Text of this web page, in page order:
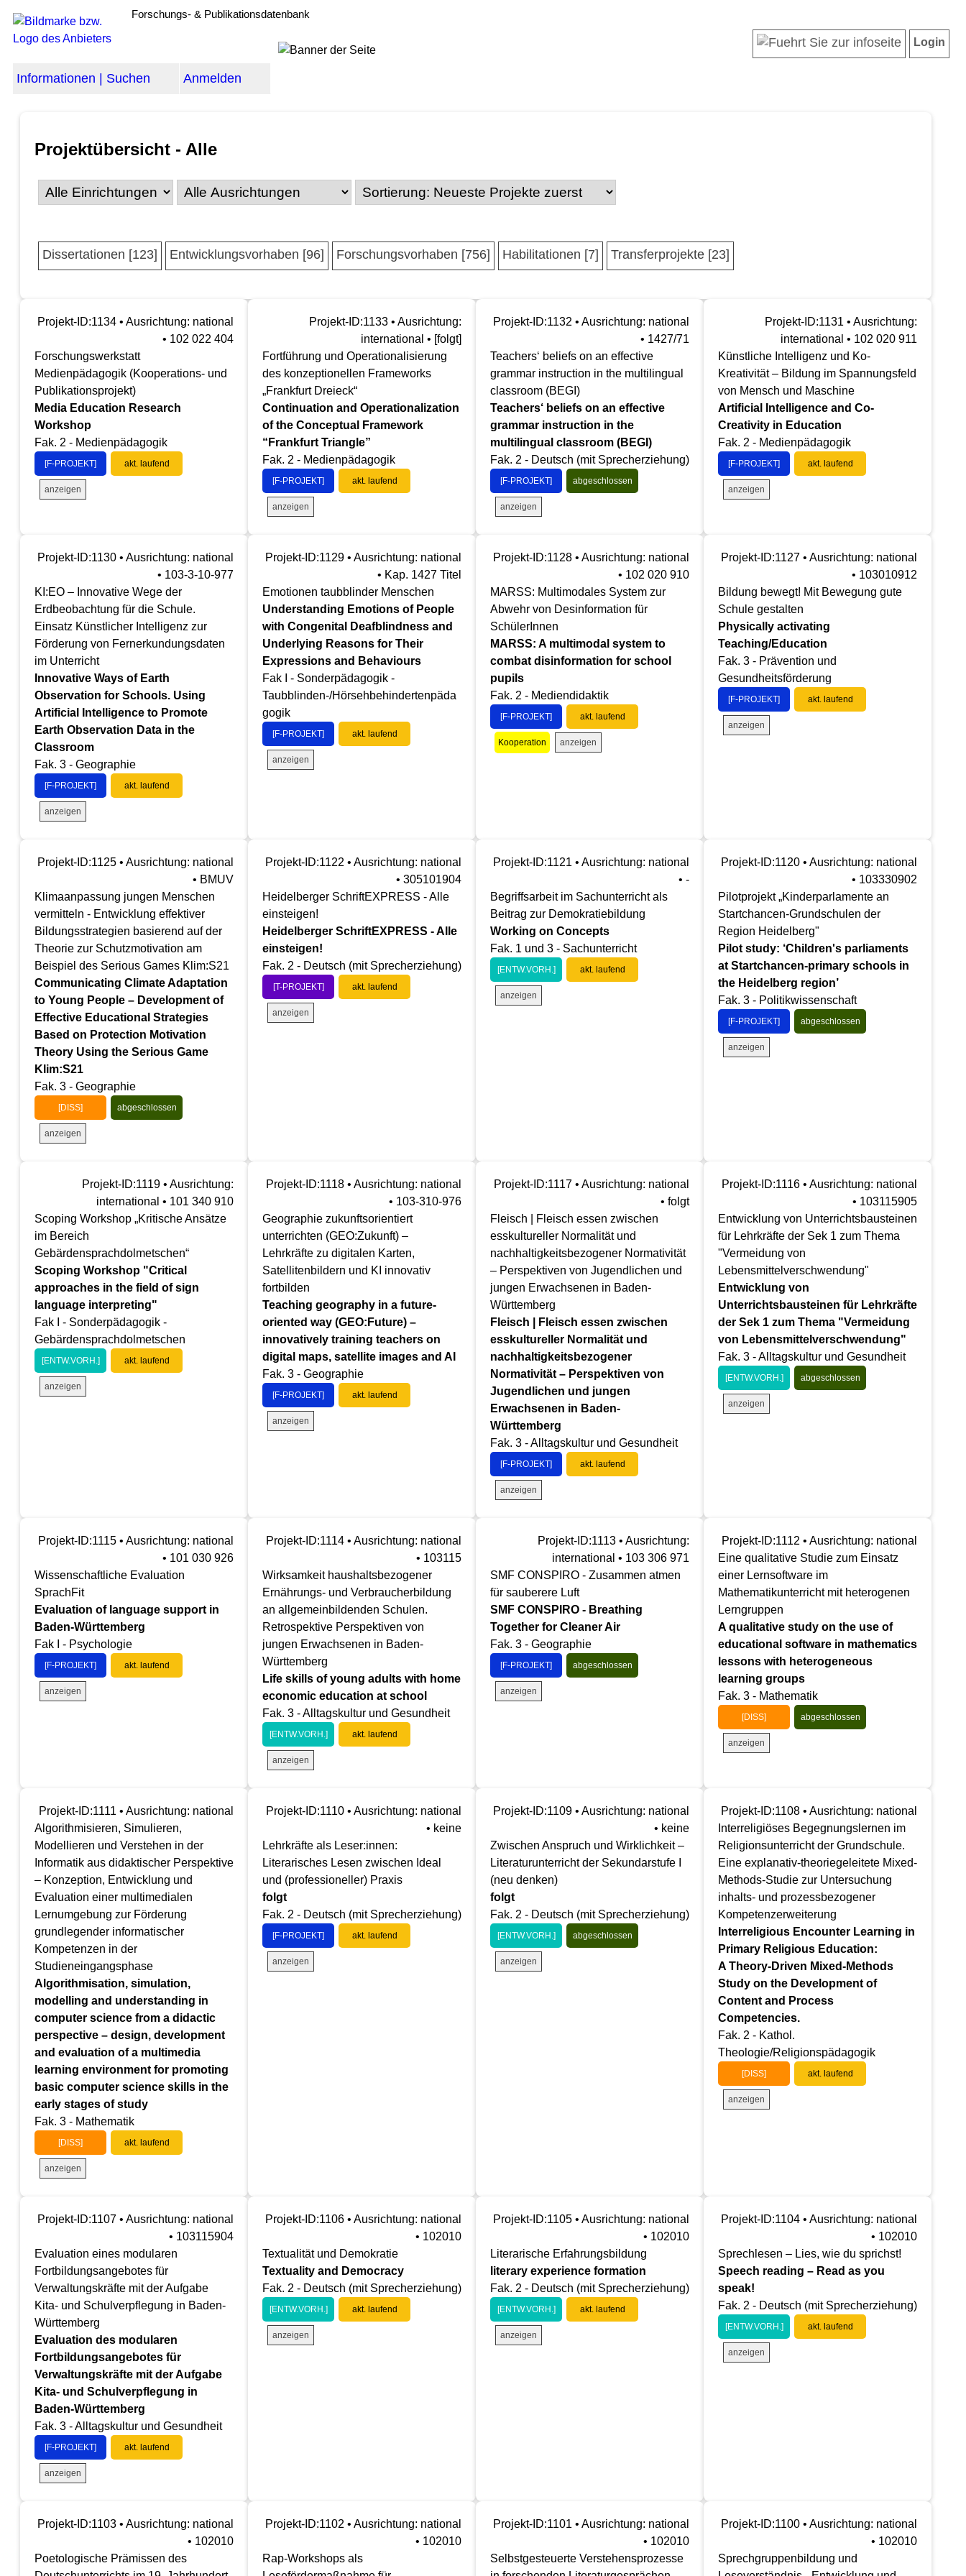
Forschungs- & Publikationsdatenbank
Informationen | Suchen Anmelden
Login
Projektübersicht - Alle
Dissertationen [123] Entwicklungsvorhaben [96] Forschungsvorhaben [756] Habilitationen [7] Transferprojekte [23]
Projekt-ID:1134 • Ausrichtung: national
• 102 022 404
Forschungswerkstatt
Medienpädagogik (Kooperations- und
Publikationsprojekt)
Media Education Research
Workshop
Fak. 2 - Medienpädagogik
[F-PROJEKT] akt. laufend
anzeigen
Projekt-ID:1133 • Ausrichtung:
international • [folgt]
Fortführung und Operationalisierung
des konzeptionellen Frameworks
„Frankfurt Dreieck“
Continuation and Operationalization
of the Conceptual Framework
“Frankfurt Triangle”
Fak. 2 - Medienpädagogik
[F-PROJEKT] akt. laufend
anzeigen
Projekt-ID:1132 • Ausrichtung: national
• 1427/71
Teachers‘ beliefs on an effective
grammar instruction in the multilingual
classroom (BEGI)
Teachers‘ beliefs on an effective
grammar instruction in the
multilingual classroom (BEGI)
Fak. 2 - Deutsch (mit Sprecherziehung)
[F-PROJEKT] abgeschlossen
anzeigen
Projekt-ID:1131 • Ausrichtung:
international • 102 020 911
Künstliche Intelligenz und Ko-
Kreativität – Bildung im Spannungsfeld
von Mensch und Maschine
Artificial Intelligence and Co-
Creativity in Education
Fak. 2 - Medienpädagogik
[F-PROJEKT] akt. laufend
anzeigen
Projekt-ID:1130 • Ausrichtung: national
• 103-3-10-977
KI:EO – Innovative Wege der
Erdbeobachtung für die Schule.
Einsatz Künstlicher Intelligenz zur
Förderung von Fernerkundungsdaten
im Unterricht
Innovative Ways of Earth
Observation for Schools. Using
Artificial Intelligence to Promote
Earth Observation Data in the
Classroom
Fak. 3 - Geographie
[F-PROJEKT] akt. laufend
anzeigen
Projekt-ID:1129 • Ausrichtung: national
• Kap. 1427 Titel
Emotionen taubblinder Menschen
Understanding Emotions of People
with Congenital Deafblindness and
Underlying Reasons for Their
Expressions and Behaviours
Fak I - Sonderpädagogik -
Taubblinden-/Hörsehbehindertenpäda
gogik
[F-PROJEKT] akt. laufend
anzeigen
Projekt-ID:1128 • Ausrichtung: national
• 102 020 910
MARSS: Multimodales System zur
Abwehr von Desinformation für
SchülerInnen
MARSS: A multimodal system to
combat disinformation for school
pupils
Fak. 2 - Mediendidaktik
[F-PROJEKT] akt. laufend
Kooperation anzeigen
Projekt-ID:1127 • Ausrichtung: national
• 103010912
Bildung bewegt! Mit Bewegung gute
Schule gestalten
Physically activating
Teaching/Education
Fak. 3 - Prävention und
Gesundheitsförderung
[F-PROJEKT] akt. laufend
anzeigen
Projekt-ID:1125 • Ausrichtung: national
• BMUV
Klimaanpassung jungen Menschen
vermitteln - Entwicklung effektiver
Bildungsstrategien basierend auf der
Theorie zur Schutzmotivation am
Beispiel des Serious Games Klim:S21
Communicating Climate Adaptation
to Young People – Development of
Effective Educational Strategies
Based on Protection Motivation
Theory Using the Serious Game
Klim:S21
Fak. 3 - Geographie
[DISS] abgeschlossen
anzeigen
Projekt-ID:1122 • Ausrichtung: national
• 305101904
Heidelberger SchriftEXPRESS - Alle
einsteigen!
Heidelberger SchriftEXPRESS - Alle
einsteigen!
Fak. 2 - Deutsch (mit Sprecherziehung)
[T-PROJEKT] akt. laufend
anzeigen
Projekt-ID:1121 • Ausrichtung: national
• -
Begriffsarbeit im Sachunterricht als
Beitrag zur Demokratiebildung
Working on Concepts
Fak. 1 und 3 - Sachunterricht
[ENTW.VORH.] akt. laufend
anzeigen
Projekt-ID:1120 • Ausrichtung: national
• 103330902
Pilotprojekt „Kinderparlamente an
Startchancen-Grundschulen der
Region Heidelberg"
Pilot study: ‘Children's parliaments
at Startchancen-primary schools in
the Heidelberg region’
Fak. 3 - Politikwissenschaft
[F-PROJEKT] abgeschlossen
anzeigen
Projekt-ID:1119 • Ausrichtung:
international • 101 340 910
Scoping Workshop „Kritische Ansätze
im Bereich
Gebärdensprachdolmetschen“
Scoping Workshop "Critical
approaches in the field of sign
language interpreting"
Fak I - Sonderpädagogik -
Gebärdensprachdolmetschen
[ENTW.VORH.] akt. laufend
anzeigen
Projekt-ID:1118 • Ausrichtung: national
• 103-310-976
Geographie zukunftsorientiert
unterrichten (GEO:Zukunft) –
Lehrkräfte zu digitalen Karten,
Satellitenbildern und KI innovativ
fortbilden
Teaching geography in a future-
oriented way (GEO:Future) –
innovatively training teachers on
digital maps, satellite images and AI
Fak. 3 - Geographie
[F-PROJEKT] akt. laufend
anzeigen
Projekt-ID:1117 • Ausrichtung: national
• folgt
Fleisch | Fleisch essen zwischen
esskultureller Normalität und
nachhaltigkeitsbezogener Normativität
– Perspektiven von Jugendlichen und
jungen Erwachsenen in Baden-
Württemberg
Fleisch | Fleisch essen zwischen
esskultureller Normalität und
nachhaltigkeitsbezogener
Normativität – Perspektiven von
Jugendlichen und jungen
Erwachsenen in Baden-
Württemberg
Fak. 3 - Alltagskultur und Gesundheit
[F-PROJEKT] akt. laufend
anzeigen
Projekt-ID:1116 • Ausrichtung: national
• 103115905
Entwicklung von Unterrichtsbausteinen
für Lehrkräfte der Sek 1 zum Thema
"Vermeidung von
Lebensmittelverschwendung"
Entwicklung von
Unterrichtsbausteinen für Lehrkräfte
der Sek 1 zum Thema "Vermeidung
von Lebensmittelverschwendung"
Fak. 3 - Alltagskultur und Gesundheit
[ENTW.VORH.] abgeschlossen
anzeigen
Projekt-ID:1115 • Ausrichtung: national
• 101 030 926
Wissenschaftliche Evaluation
SprachFit
Evaluation of language support in
Baden-Württemberg
Fak I - Psychologie
[F-PROJEKT] akt. laufend
anzeigen
Projekt-ID:1114 • Ausrichtung: national
• 103115
Wirksamkeit haushaltsbezogener
Ernährungs- und Verbraucherbildung
an allgemeinbildenden Schulen.
Retrospektive Perspektiven von
jungen Erwachsenen in Baden-
Württemberg
Life skills of young adults with home
economic education at school
Fak. 3 - Alltagskultur und Gesundheit
[ENTW.VORH.] akt. laufend
anzeigen
Projekt-ID:1113 • Ausrichtung:
international • 103 306 971
SMF CONSPIRO - Zusammen atmen
für sauberere Luft
SMF CONSPIRO - Breathing
Together for Cleaner Air
Fak. 3 - Geographie
[F-PROJEKT] abgeschlossen
anzeigen
Projekt-ID:1112 • Ausrichtung: national
Eine qualitative Studie zum Einsatz
einer Lernsoftware im
Mathematikunterricht mit heterogenen
Lerngruppen
A qualitative study on the use of
educational software in mathematics
lessons with heterogeneous
learning groups
Fak. 3 - Mathematik
[DISS] abgeschlossen
anzeigen
Projekt-ID:1111 • Ausrichtung: national
Algorithmisieren, Simulieren,
Modellieren und Verstehen in der
Informatik aus didaktischer Perspektive
– Konzeption, Entwicklung und
Evaluation einer multimedialen
Lernumgebung zur Förderung
grundlegender informatischer
Kompetenzen in der
Studieneingangsphase
Algorithmisation, simulation,
modelling and understanding in
computer science from a didactic
perspective – design, development
and evaluation of a multimedia
learning environment for promoting
basic computer science skills in the
early stages of study
Fak. 3 - Mathematik
[DISS] akt. laufend
anzeigen
Projekt-ID:1110 • Ausrichtung: national
• keine
Lehrkräfte als Leser:innen:
Literarisches Lesen zwischen Ideal
und (professioneller) Praxis
folgt
Fak. 2 - Deutsch (mit Sprecherziehung)
[F-PROJEKT] akt. laufend
anzeigen
Projekt-ID:1109 • Ausrichtung: national
• keine
Zwischen Anspruch und Wirklichkeit –
Literaturunterricht der Sekundarstufe I
(neu denken)
folgt
Fak. 2 - Deutsch (mit Sprecherziehung)
[ENTW.VORH.] abgeschlossen
anzeigen
Projekt-ID:1108 • Ausrichtung: national
Interreligiöses Begegnungslernen im
Religionsunterricht der Grundschule.
Eine explanativ-theoriegeleitete Mixed-
Methods-Studie zur Untersuchung
inhalts- und prozessbezogener
Kompetenzerweiterung
Interreligious Encounter Learning in
Primary Religious Education:
A Theory-Driven Mixed-Methods
Study on the Development of
Content and Process
Competencies.
Fak. 2 - Kathol.
Theologie/Religionspädagogik
[DISS] akt. laufend
anzeigen
Projekt-ID:1107 • Ausrichtung: national
• 103115904
Evaluation eines modularen
Fortbildungsangebotes für
Verwaltungskräfte mit der Aufgabe
Kita- und Schulverpflegung in Baden-
Württemberg
Evaluation des modularen
Fortbildungsangebotes für
Verwaltungskräfte mit der Aufgabe
Kita- und Schulverpflegung in
Baden-Württemberg
Fak. 3 - Alltagskultur und Gesundheit
[F-PROJEKT] akt. laufend
anzeigen
Projekt-ID:1106 • Ausrichtung: national
• 102010
Textualität und Demokratie
Textuality and Democracy
Fak. 2 - Deutsch (mit Sprecherziehung)
[ENTW.VORH.] akt. laufend
anzeigen
Projekt-ID:1105 • Ausrichtung: national
• 102010
Literarische Erfahrungsbildung
literary experience formation
Fak. 2 - Deutsch (mit Sprecherziehung)
[ENTW.VORH.] akt. laufend
anzeigen
Projekt-ID:1104 • Ausrichtung: national
• 102010
Sprechlesen – Lies, wie du sprichst!
Speech reading – Read as you
speak!
Fak. 2 - Deutsch (mit Sprecherziehung)
[ENTW.VORH.] akt. laufend
anzeigen
Projekt-ID:1103 • Ausrichtung: national
• 102010
Poetologische Prämissen des
Projekt-ID:1102 • Ausrichtung: national
• 102010
Rap-Workshops als
Projekt-ID:1101 • Ausrichtung: national
• 102010
Selbstgesteuerte Verstehensprozesse
Projekt-ID:1100 • Ausrichtung: national
• 102010
Sprechgruppenbildung und